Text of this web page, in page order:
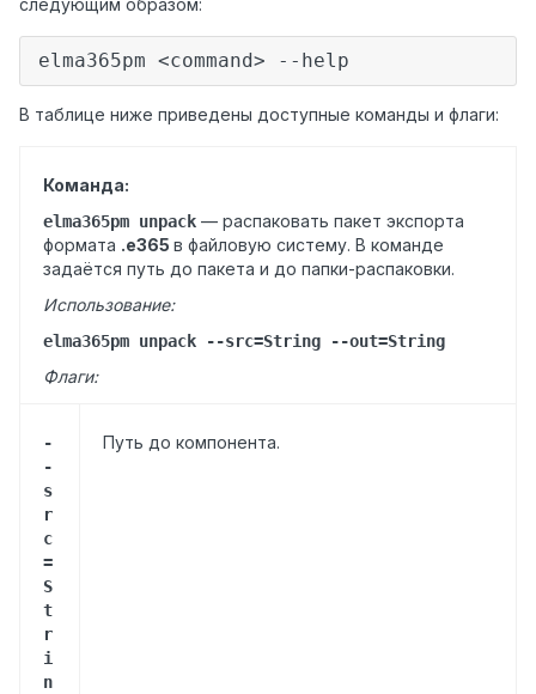
elma365pm <command> --help
В таблице ниже приведены доступные команды и флаги:
Команда:
elma365pm unpack — распаковать пакет экспорта
формата .e365 в файловую систему. В команде
задаётся путь до пакета и до папки-распаковки.
Использование:
elma365pm unpack --src=String --out=String
Флаги:
-
-
s
r
c
=
S
t
r
i
n
Путь до компонента.